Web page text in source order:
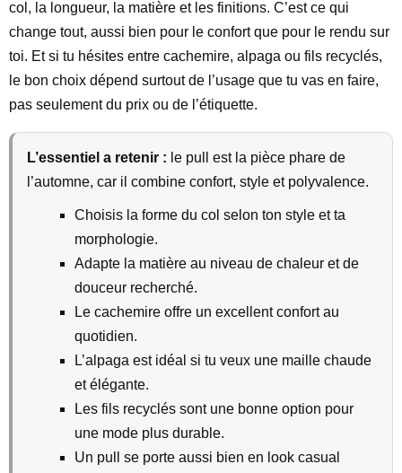
col, la longueur, la matière et les finitions. C’est ce qui
change tout, aussi bien pour le confort que pour le rendu sur
toi. Et si tu hésites entre cachemire, alpaga ou fils recyclés,
le bon choix dépend surtout de l’usage que tu vas en faire,
pas seulement du prix ou de l’étiquette.
L’essentiel a retenir : le pull est la pièce phare de
l’automne, car il combine confort, style et polyvalence.
Choisis la forme du col selon ton style et ta
morphologie.
Adapte la matière au niveau de chaleur et de
douceur recherché.
Le cachemire offre un excellent confort au
quotidien.
L’alpaga est idéal si tu veux une maille chaude
et élégante.
Les fils recyclés sont une bonne option pour
une mode plus durable.
Un pull se porte aussi bien en look casual